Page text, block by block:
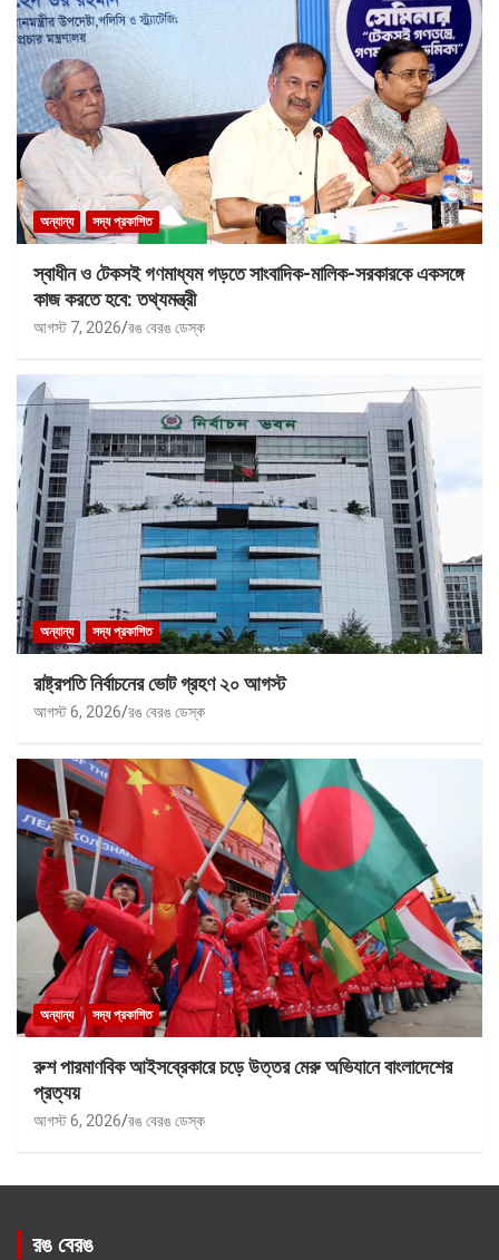
অন্যান্য সদ্য প্রকাশিত
স্বাধীন ও টেকসই গণমাধ্যম গড়তে সাংবাদিক-মালিক-সরকারকে একসঙ্গে
কাজ করতে হবে: তথ্যমন্ত্রী
আগস্ট 7, 2026 রঙ বেরঙ ডেস্ক
অন্যান্য সদ্য প্রকাশিত
রাষ্ট্রপতি নির্বাচনের ভোট গ্রহণ ২০ আগস্ট
আগস্ট 6, 2026 রঙ বেরঙ ডেস্ক
অন্যান্য সদ্য প্রকাশিত
রুশ পারমাণবিক আইসব্রেকারে চড়ে উত্তর মেরু অভিযানে বাংলাদেশের
প্রত্যয়
আগস্ট 6, 2026 রঙ বেরঙ ডেস্ক
রঙ বেরঙ